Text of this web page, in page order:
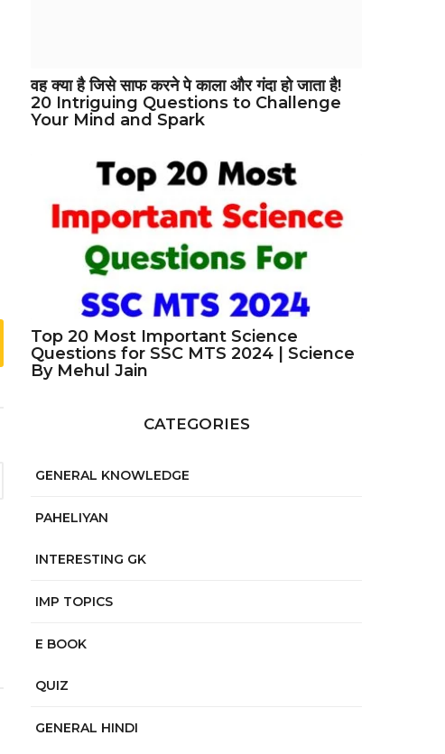
वह क्या है जिसे साफ करने पे काला और गंदा हो जाता है!
20 Intriguing Questions to Challenge
Your Mind and Spark
Top 20 Most Important Science
Questions for SSC MTS 2024 | Science
By Mehul Jain
CATEGORIES
GENERAL KNOWLEDGE
PAHELIYAN
INTERESTING GK
IMP TOPICS
E BOOK
QUIZ
GENERAL HINDI